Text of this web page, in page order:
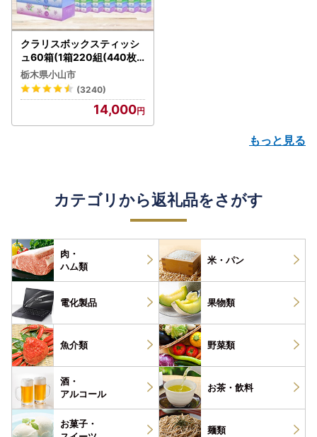
クラリスボックスティッシ
ュ60箱(1箱220組(440枚))
(5個入り×12セット)【配送
不可地域：離島・沖縄県】
【1256759】
栃木県小山市
(3240)
14,000
もっと見る
カテゴリから返礼品をさがす
肉・
ハム類
米・パン
電化製品 果物類
魚介類 野菜類
酒・
アルコール
お茶・ 飲料
お菓子・
麺類